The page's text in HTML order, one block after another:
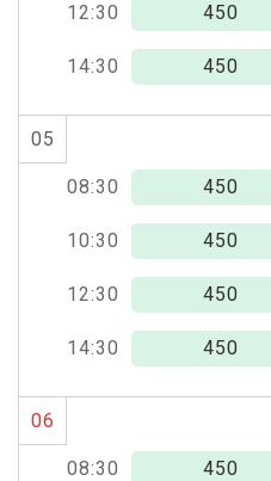
12:30 450
14:30 450
05
08:30 450
10:30 450
12:30 450
14:30 450
06
08:30 450